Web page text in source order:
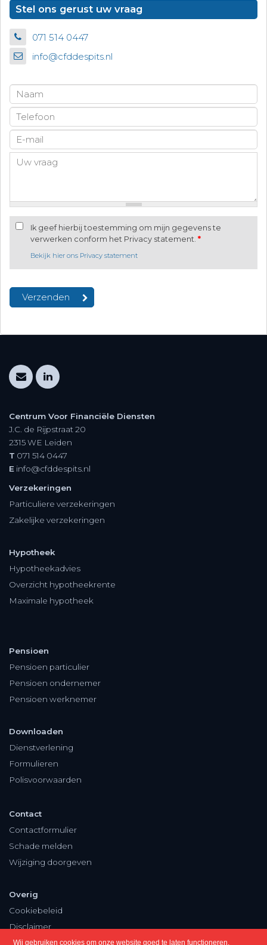
Wij gebruiken cookies om onze website goed te laten functioneren.
Stel ons gerust uw vraag
071 514 0447
info@cfddespits.nl
Ik geef hierbij toestemming om mijn gegevens te
verwerken conform het Privacy statement. *
Bekijk hier ons Privacy statement
Centrum Voor Financiële Diensten
J.C. de Rijpstraat 20
2315 WE Leiden
T 071 514 0447
E info@cfddespits.nl
Verzekeringen
Particuliere verzekeringen
Zakelijke verzekeringen
Hypotheek
Hypotheekadvies
Overzicht hypotheekrente
Maximale hypotheek
Pensioen
Pensioen particulier
Pensioen ondernemer
Pensioen werknemer
Downloaden
Dienstverlening
Formulieren
Polisvoorwaarden
Contact
Contactformulier
Schade melden
Wijziging doorgeven
Overig
Cookiebeleid
Disclaimer
Privacy